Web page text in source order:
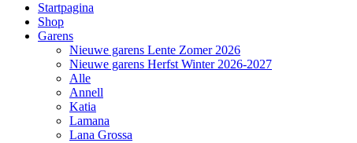
Startpagina
Shop
Garens
Nieuwe garens Lente Zomer 2026
Nieuwe garens Herfst Winter 2026-2027
Alle
Annell
Katia
Lamana
Lana Grossa